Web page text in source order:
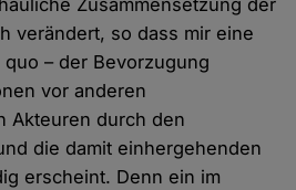
Zusammensetzung der
verändert, so dass mir eine
– der Bevorzugung
vor anderen
Akteuren durch den
die damit einhergehenden
erscheint. Denn ein im